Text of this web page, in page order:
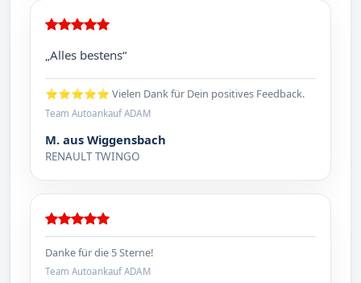
„Alles bestens“
⭐⭐⭐⭐⭐ Vielen Dank für Dein positives Feedback.
Team Autoankauf ADAM
M. aus Wiggensbach
RENAULT TWINGO
Danke für die 5 Sterne!
Team Autoankauf ADAM